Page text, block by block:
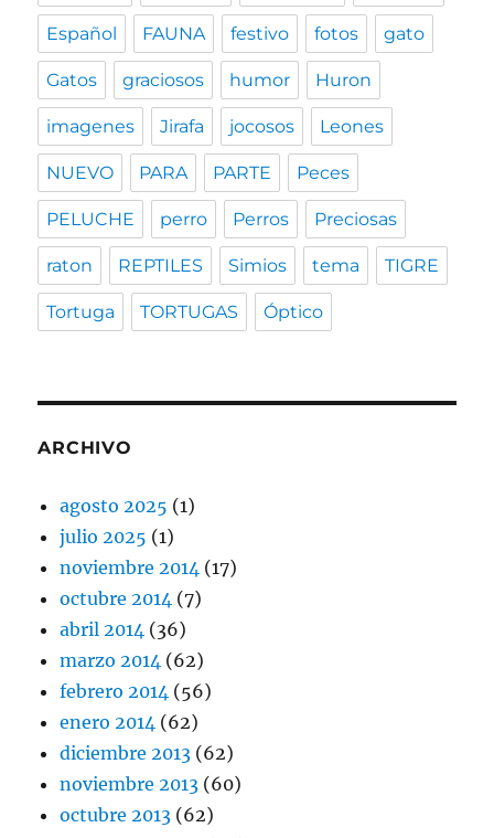
Español FAUNA festivo fotos gato
Gatos graciosos humor Huron
imagenes Jirafa jocosos Leones
NUEVO PARA PARTE Peces
PELUCHE perro Perros Preciosas
raton REPTILES Simios tema TIGRE
Tortuga TORTUGAS Óptico
ARCHIVO
agosto 2025 (1)
julio 2025 (1)
noviembre 2014 (17)
octubre 2014 (7)
abril 2014 (36)
marzo 2014 (62)
febrero 2014 (56)
enero 2014 (62)
diciembre 2013 (62)
noviembre 2013 (60)
octubre 2013 (62)